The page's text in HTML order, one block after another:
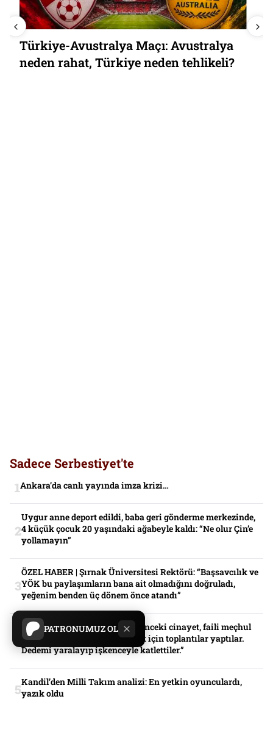
PATRONUMUZ OL
Türkiye-Avustralya Maçı: Avustralya
neden rahat, Türkiye neden tehlikeli?
Sadece Serbestiyet'te
Ankara’da canlı yayında imza krizi…
Uygur anne deport edildi, baba geri gönderme merkezinde,
4 küçük çocuk 20 yaşındaki ağabeyle kaldı: “Ne olur Çin’e
yollamayın”
ÖZEL HABER | Şırnak Üniversitesi Rektörü: “Başsavcılık ve
YÖK bu paylaşımların bana ait olmadığını doğruladı,
yeğenim benden üç dönem önce atandı”
ÖZEL HABER| Mardin’de 4 yıl önceki cinayet, faili meçhul
kaldı: “Tüm ailemizi katletmek için toplantılar yaptılar.
Dedemi yaralayıp işkenceyle katlettiler.”
Kandil’den Milli Takım analizi: En yetkin oyunculardı,
yazık oldu